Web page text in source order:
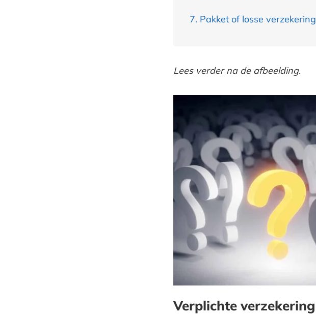
Pakket of losse verzekering
Lees verder na de afbeelding.
Verplichte verzekering